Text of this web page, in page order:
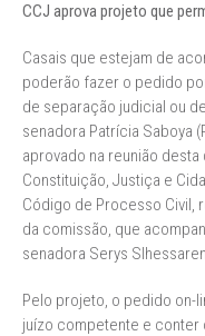
CCJ aprova projeto que
Casais que estejam de
poderão fazer o pedido
de separação judicial ou
senadora Patrícia Saboya
aprovado na reunião
Constituição, Justiça e
Código de Processo Civil,
da comissão, que
senadora Serys
Pelo projeto, o pedido on-
juízo competente e